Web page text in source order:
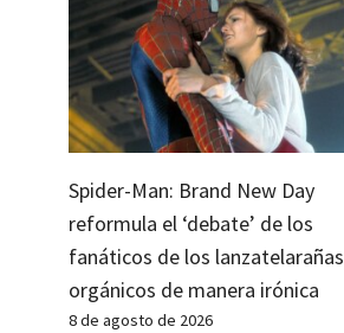
Spider-Man: Brand New Day
reformula el ‘debate’ de los
fanáticos de los lanzatelarañas
orgánicos de manera irónica
8 de agosto de 2026